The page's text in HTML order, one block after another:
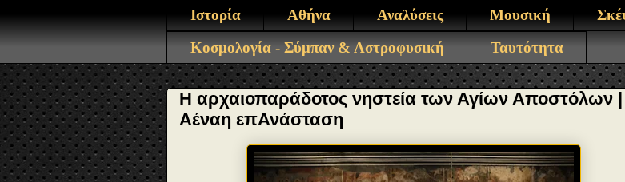
Ιστορία
Αθήνα Αναλύσεις Μουσική
Κοσμολογία - Σύμπαν & Αστροφυσική
Ταυτότητα
Η αρχαιοπαράδοτος νηστεία των Αγίων Αποστόλων |
Αέναη επΑνάσταση